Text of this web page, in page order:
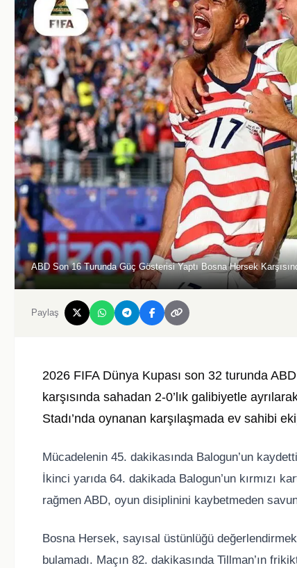
ABD Son 16 Turunda Güç Gösterisi Yaptı Bosna Hersek
Paylaş
2026 FIFA Dünya Kupası son 32 turunda
karşısında sahadan 2-0’lık galibiyetle
Stadı’nda oynanan karşılaşmada ev sahibi
Mücadelenin 45. dakikasında Balogun’un
İkinci yarıda 64. dakikada Balogun’un kırmızı
rağmen ABD, oyun disiplinini kaybetmeden
Bosna Hersek, sayısal üstünlüğü
bulamadı. Maçın 82. dakikasında Tillman’ın